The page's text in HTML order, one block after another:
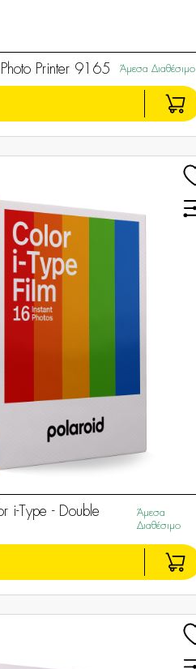
Printer 9165 Άμεσα Διαθέσιμο
i-Type - Double
Άμεσα
Διαθέσιμο